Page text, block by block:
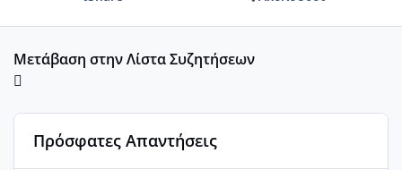
Μετάβαση στην Λίστα Συζητήσεων
Πρόσφατες Απαντήσεις